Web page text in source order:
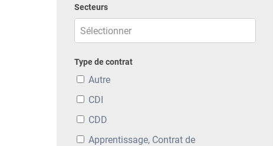
Secteurs
Type de contrat
Autre
CDI
CDD
Apprentissage, Contrat de